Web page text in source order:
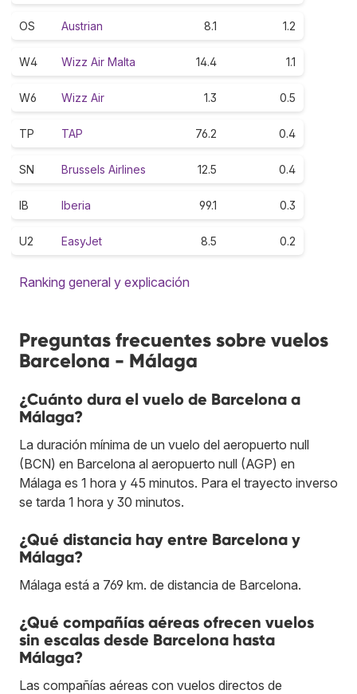
OS Austrian 8.1 1.2
W4 Wizz Air Malta 14.4 1.1
W6 Wizz Air 1.3 0.5
TP TAP 76.2 0.4
SN Brussels Airlines 12.5 0.4
IB Iberia 99.1 0.3
U2 EasyJet 8.5 0.2
Ranking general y explicación
Preguntas frecuentes sobre vuelos
Barcelona - Málaga
¿Cuánto dura el vuelo de Barcelona a
Málaga?
La duración mínima de un vuelo del aeropuerto null
(BCN) en Barcelona al aeropuerto null (AGP) en
Málaga es 1 hora y 45 minutos. Para el trayecto inverso
se tarda 1 hora y 30 minutos.
¿Qué distancia hay entre Barcelona y
Málaga?
Málaga está a 769 km. de distancia de Barcelona.
¿Qué compañías aéreas ofrecen vuelos
sin escalas desde Barcelona hasta
Málaga?
Las compañías aéreas con vuelos directos de